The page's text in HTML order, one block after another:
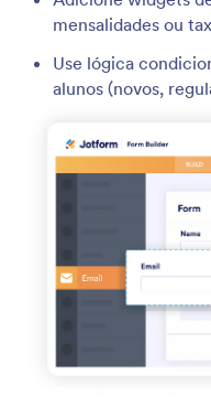
mensalidades ou
Use lógica
alunos (novos,